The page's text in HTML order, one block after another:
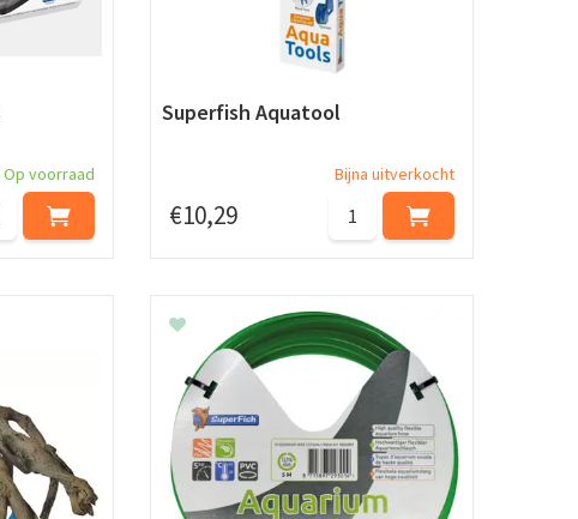
Op voorraad
Superfish Aquatool
€10,29
Bijna uitverkocht